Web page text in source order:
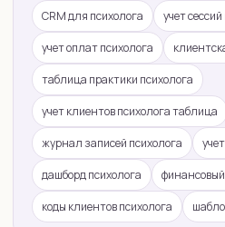
CRM для психолога учет
учет оплат психолога
таблица практики психолога
учет клиентов психолога таблица
журнал записей психолога
дашборд психолога финансовый
коды клиентов психолога